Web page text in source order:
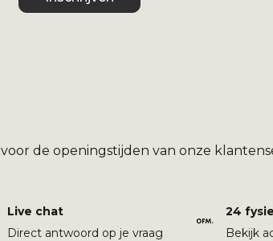
voor de openingstijden van onze
Live chat
Direct antwoord op je vraag
24
Bekijk